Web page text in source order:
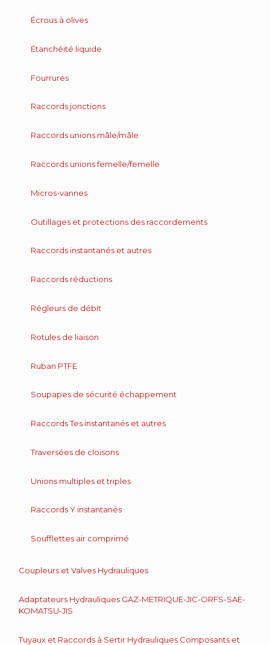
Écrous à olives
Étanchéité liquide
Fourrures
Raccords jonctions
Raccords unions mâle/mâle
Raccords unions femelle/femelle
Micros-vannes
Outillages et protections des raccordements
Raccords instantanés et autres
Raccords réductions
Régleurs de débit
Rotules de liaison
Ruban PTFE
Soupapes de sécurité échappement
Raccords Tes instantanés et autres
Traversées de cloisons
Unions multiples et triples
Raccords Y instantanés
Soufflettes air comprimé
Coupleurs et Valves Hydrauliques
Adaptateurs Hydrauliques GAZ-METRIQUE-JIC-ORFS-SAE-
KOMATSU-JIS
Tuyaux et Raccords à Sertir Hydrauliques Composants et